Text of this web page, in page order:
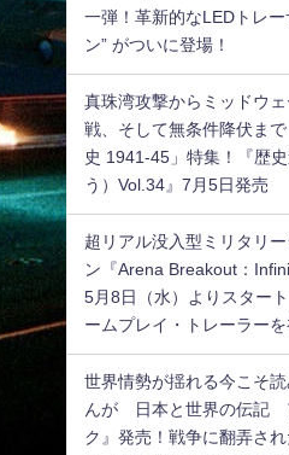
一弾！革新的なLEDトレ
ン” がついに登場！
真珠湾攻撃からミッドウ
戦、そして無条件降伏ま
史 1941-45」特集！『歴
う）Vol.34』7月5日発売
超リアル没入型ミリタリ
ン『Arena Breakout：
5月8日（水）よりスター
ームプレイ・トレーラーを
世界情勢が揺れる今こそ
んが 日本と世界の伝記
ク』発売！戦争に翻弄さ